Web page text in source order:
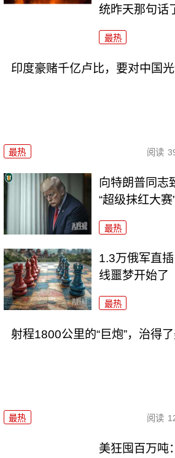
统昨天那句话
最热
印度豪赌千亿卢比，要对中国光
最热 阅读
向特朗普同志
“超级抹红大赛
最热
1.3万俄军直
线噩梦开始了
最热
射程1800公里的“巨炮”，治得了
最热 阅读
美狂囤百万吨